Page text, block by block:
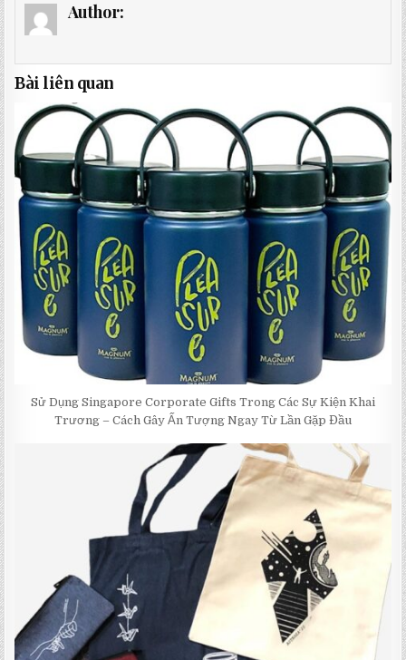
Author:
Bài liên quan
Sử Dụng Singapore Corporate Gifts Trong Các Sự Kiện Khai
Trương – Cách Gây Ấn Tượng Ngay Từ Lần Gặp Đầu